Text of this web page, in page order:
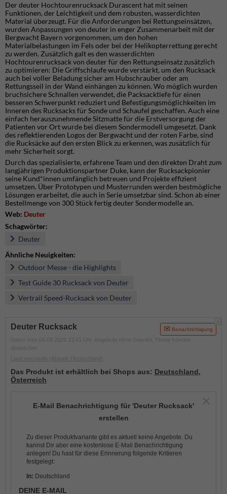
Der deuter Hochtourenrucksack Durascent hat mit seinen
Funktionen, der Leichtigkeit und dem robusten, wasserdichten
Material überzeugt. Für die Anforderungen bei Rettungseinsätzen,
wurden Anpassungen von deuter in enger Zusammenarbeit mit der
Bergwacht Bayern vorgenommen, um den hohen
Materialbelastungen im Fels oder bei der Helikopterrettung gerecht
zu werden. Zusätzlich galt es den wasserdichten
Hochtourenrucksack von deuter für den Rettungseinsatz zusätzlich
zu optimieren: Die Griffschlaufe wurde verstärkt, um den Rucksack
auch bei voller Beladung sicher am Hubschrauber oder am
Rettungsseil in der Wand einhängen zu können. Wo möglich wurden
bruchsichere Schnallen verwendet, die Packsacktiefe für einen
besseren Schwerpunkt reduziert und Befestigungsmöglichkeiten im
Inneren des Rucksacks für Sonde und Schaufel geschaffen. Auch eine
einfach herauszunehmende Sitzmatte für die Erstversorgung der
Patienten vor Ort wurde bei diesem Sondermodell umgesetzt. Dank
des reflektierenden Logos der Bergwacht und der roten Farbe, sind
die Rucksäcke auf den ersten Blick zu erkennen, was zusätzlich für
mehr Sicherheit sorgt.
Durch das spezialisierte, erfahrene Team und den direkten Draht zum
langjährigen Produktionspartner Duke, kann der Rucksackpionier
seine Kund*innen umfänglich betreuen und Projekte effizient
umsetzen. Über Prototypen und Musterrunden werden bestmögliche
Lösungen erarbeitet, die auch in Serie umsetzbar sind. Schon ab einer
Bestellmenge von 300 Stück fertig deuter Sondermodelle an.
Web: Deuter
Schagwörter:
Deuter
Ähnliche Neuigkeiten:
Outdoor Messe - die Highlights
Test Guide 30 Rucksack von Deuter
Vertrail Speed-Rucksack von Deuter
Deuter Rucksack Benachrichtigung
Das Produkt ist erhältlich bei Shops aus: Deutschland,
Österreich
E-Mail Benachrichtigung für 'Deuter Rucksack'
erstellen
Zu dieser Produktvariante gibt es aktuell keine Angebote. Du
kannst Dir aber eine kostenlose E-Mail Benachrichtigung
anlegen! Du hast für diese Erinnerung folgende Kritieren
festgelegt:
In: Deutschland
DEINE E-MAIL